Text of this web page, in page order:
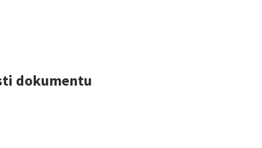
dokumentu